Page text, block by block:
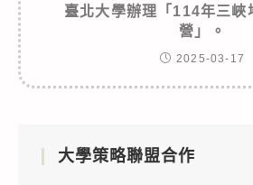
臺北大學辦理「114年三峽
營」。
2025-03-17
大學策略聯盟合作